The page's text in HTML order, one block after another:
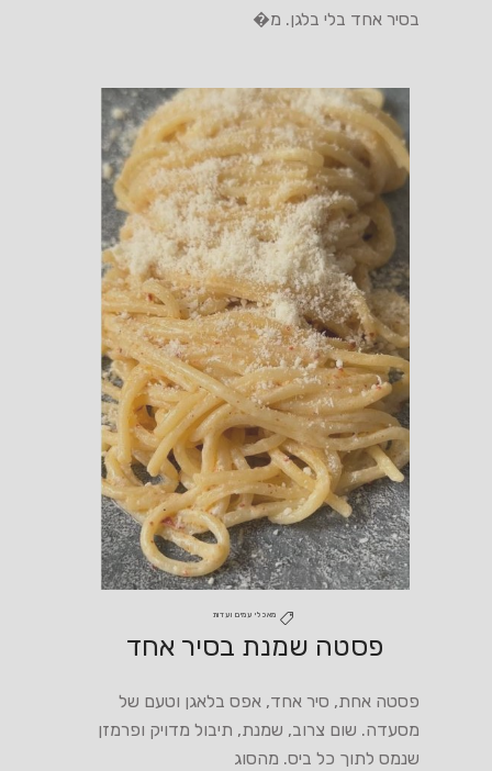
בסיר אחד בלי בלגן. מ�
מאכלי עמים ועדות
פסטה שמנת בסיר אחד
פסטה אחת, סיר אחד, אפס בלאגן וטעם של
מסעדה. שום צרוב, שמנת, תיבול מדויק ופרמזן
שנמס לתוך כל ביס. מהסוג